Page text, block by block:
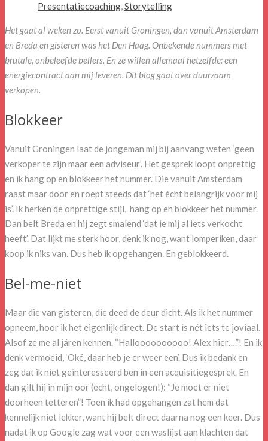
Presentatiecoaching,Storytelling
Het gaat al weken zo. Eerst vanuit Groningen, dan vanuit Amsterdam
en Breda en gisteren was het Den Haag. Onbekende nummers met
brutale, onbeleefde bellers. En ze willen allemaal hetzelfde: een
energiecontract aan mij leveren. Dit blog gaat over duurzaam
verkopen.
Blokkeer
Vanuit Groningen laat de jongeman mij bij aanvang weten ‘geen
verkoper te zijn maar een adviseur’. Het gesprek loopt onprettig
en ik hang op en blokkeer het nummer. Die vanuit Amsterdam
raast maar door en roept steeds dat ‘het écht belangrijk voor mij
is’. Ik herken de onprettige stijl, hang op en blokkeer het nummer.
Dan belt Breda en hij zegt smalend ‘dat ie mij al iets verkocht
heeft’. Dat lijkt me sterk hoor, denk ik nog, want lomperiken, daar
koop ik niks van. Dus heb ik opgehangen. En geblokkeerd.
Bel-me-niet
Maar die van gisteren, die deed de deur dicht. Als ik het nummer
opneem, hoor ik het eigenlijk direct. De start is nét iets te joviaal.
Alsof ze me al járen kennen. “Halloooooooooo! Alex hier….”! En ik
denk vermoeid, ‘Oké, daar heb je er weer een’. Dus ik bedank en
zeg dat ik niet geïnteresseerd ben in een acquisitiegesprek. En
dan gilt hij in mijn oor (echt, ongelogen!): “Je moet er niet
doorheen tetteren”! Toen ik had opgehangen zat hem dat
kennelijk niet lekker, want hij belt direct daarna nog een keer. Dus
nadat ik op Google zag wat voor een waslijst aan klachten dat